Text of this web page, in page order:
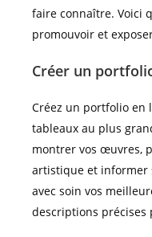
faire connaître. Voici
promouvoir et
Créer un
Créez un portfolio en
tableaux au plus
montrer vos œuvres,
artistique et informer
avec soin vos
descriptions précises